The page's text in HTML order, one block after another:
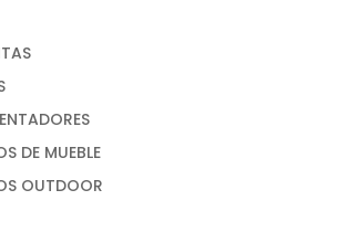
DE MUEBLE
OUTDOOR